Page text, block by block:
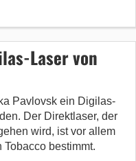
Laser von
Pavlovsk ein Digilas-
Der Direktlaser, der
wird, ist vor allem
bestimmt.